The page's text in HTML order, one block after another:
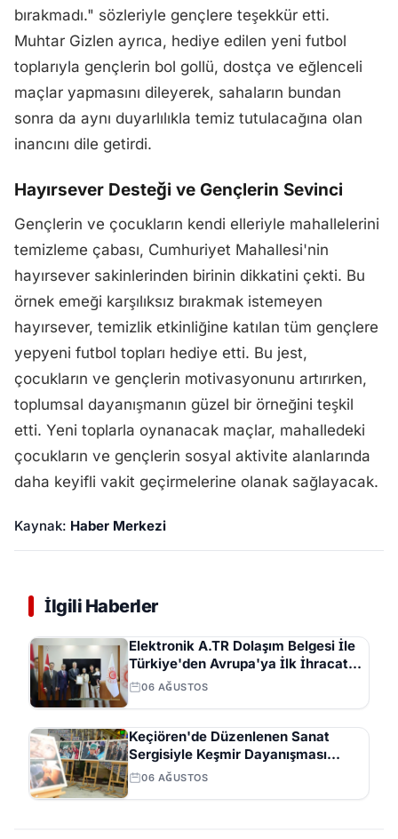
bırakmadı." sözleriyle gençlere teşekkür etti.
Muhtar Gizlen ayrıca, hediye edilen yeni futbol
toplarıyla gençlerin bol gollü, dostça ve eğlenceli
maçlar yapmasını dileyerek, sahaların bundan
sonra da aynı duyarlılıkla temiz tutulacağına olan
inancını dile getirdi.
Hayırsever Desteği ve Gençlerin Sevinci
Gençlerin ve çocukların kendi elleriyle mahallelerini
temizleme çabası, Cumhuriyet Mahallesi'nin
hayırsever sakinlerinden birinin dikkatini çekti. Bu
örnek emeği karşılıksız bırakmak istemeyen
hayırsever, temizlik etkinliğine katılan tüm gençlere
yepyeni futbol topları hediye etti. Bu jest,
çocukların ve gençlerin motivasyonunu artırırken,
toplumsal dayanışmanın güzel bir örneğini teşkil
etti. Yeni toplarla oynanacak maçlar, mahalledeki
çocukların ve gençlerin sosyal aktivite alanlarında
daha keyifli vakit geçirmelerine olanak sağlayacak.
Kaynak: Haber Merkezi
İlgili Haberler
Elektronik A.TR Dolaşım Belgesi İle
Türkiye'den Avrupa'ya İlk İhracat
Gerçekleşti
06 AĞUSTOS
Keçiören'de Düzenlenen Sanat
Sergisiyle Keşmir Dayanışması
Mesajı Verildi
06 AĞUSTOS